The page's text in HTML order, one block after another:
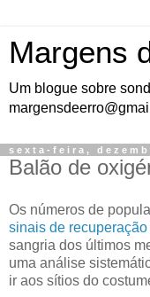
Margens
Um blogue sobre
sexta-feira,
Balão de
Os números de
sinais de recuperação
sangria dos últimos
uma análise
ir aos sítios do